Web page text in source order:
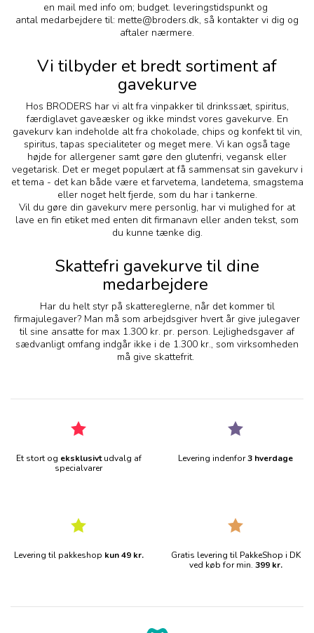
en mail med info om; budget. leveringstidspunkt og
antal medarbejdere til: mette@broders.dk, så kontakter vi dig og
aftaler nærmere.
Vi tilbyder et bredt sortiment af
gavekurve
Hos BRODERS har vi alt fra vinpakker til drinkssæt, spiritus,
færdiglavet gaveæsker og ikke mindst vores gavekurve. En
gavekurv kan indeholde alt fra chokolade, chips og konfekt til vin,
spiritus, tapas specialiteter og meget mere. Vi kan også tage
højde for allergener samt gøre den glutenfri, vegansk eller
vegetarisk. Det er meget populært at få sammensat sin gavekurv i
et tema - det kan både være et farvetema, landetema, smagstema
eller noget helt fjerde, som du har i tankerne.
Vil du gøre din gavekurv mere personlig, har vi mulighed for at
lave en fin etiket med enten dit firmanavn eller anden tekst, som
du kunne tænke dig.
Skattefri gavekurve til dine
medarbejdere
Har du helt styr på skattereglerne, når det kommer til
firmajulegaver? Man må som arbejdsgiver hvert år give julegaver
til sine ansatte for max 1.300 kr. pr. person. Lejlighedsgaver af
sædvanligt omfang indgår ikke i de 1.300 kr., som virksomheden
må give skattefrit.
Et stort og eksklusivtudvalg af
specialvarer
Levering indenfor3 hverdage
Levering til pakkeshop kun 49 kr.
Gratis levering til PakkeShop i DK
ved køb for min. 399 kr.